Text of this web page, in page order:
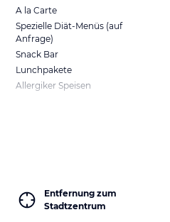
A la Carte
Spezielle Diät-Menüs (auf
Anfrage)
Snack Bar
Lunchpakete
Allergiker Speisen
Entfernung zum
Stadtzentrum